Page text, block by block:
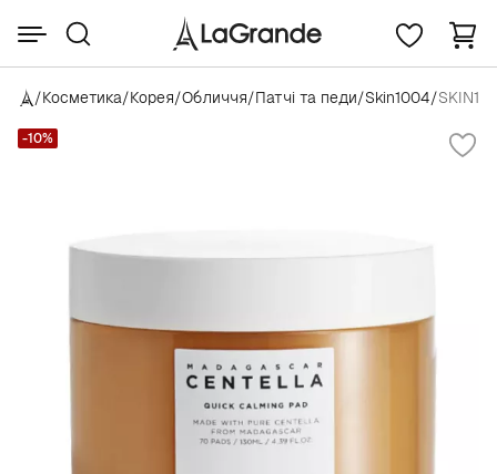
/Косметика/Корея/Обличчя/Патчі та педи/Skin1004/
-10%